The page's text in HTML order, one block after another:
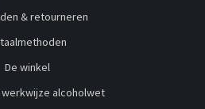
& retourneren
De winkel
alcoholwet